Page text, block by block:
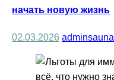
начать новую жизнь
02.03.2026 adminsauna